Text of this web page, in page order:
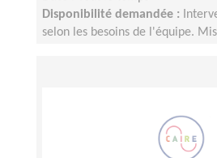
Disponibilité demandée :
selon les besoins de l'équipe.